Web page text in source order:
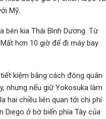
Mỹ.
bên kia Thái Bình Dương. Từ
hơn 10 giờ để đi máy bay
kiệm bằng cách đóng quân
nhưng nếu giữ Yokosuka làm
hai chiều liên quan tới chi phí
Diego ở bờ biển phía Tây của